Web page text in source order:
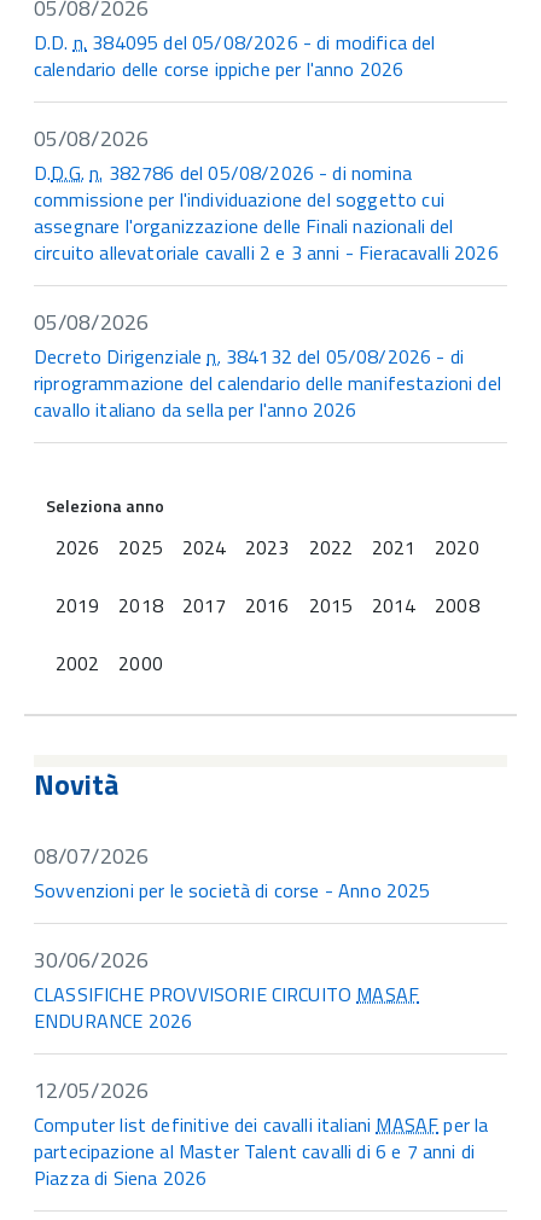
05/08/2026
D.D.n. 384095 del 05/08/2026 - di modifica del
calendario delle corse ippiche per l'anno 2026
05/08/2026
D.D.G. n. 382786 del 05/08/2026 - di nomina
commissione per l'individuazione del soggetto cui
assegnare l'organizzazione delle Finali nazionali del
circuito allevatoriale cavalli 2 e 3 anni - Fieracavalli 2026
05/08/2026
Decreto Dirigenzialen. 384132 del 05/08/2026 - di
riprogrammazione del calendario delle manifestazioni del
cavallo italiano da sella per l'anno 2026
Seleziona anno
2026 2025 2024 2023 2022 2021
2020
2019
2018 2017 2016 2015 2014
2008
2002
2000
Novità
08/07/2026
Sovvenzioni per le società di corse - Anno 2025
30/06/2026
CLASSIFICHE PROVVISORIE CIRCUITOMASAF
ENDURANCE 2026
12/05/2026
Computer list definitive dei cavalli italianiMASAFper la
partecipazione al Master Talent cavalli di 6 e 7 anni di
Piazza di Siena 2026